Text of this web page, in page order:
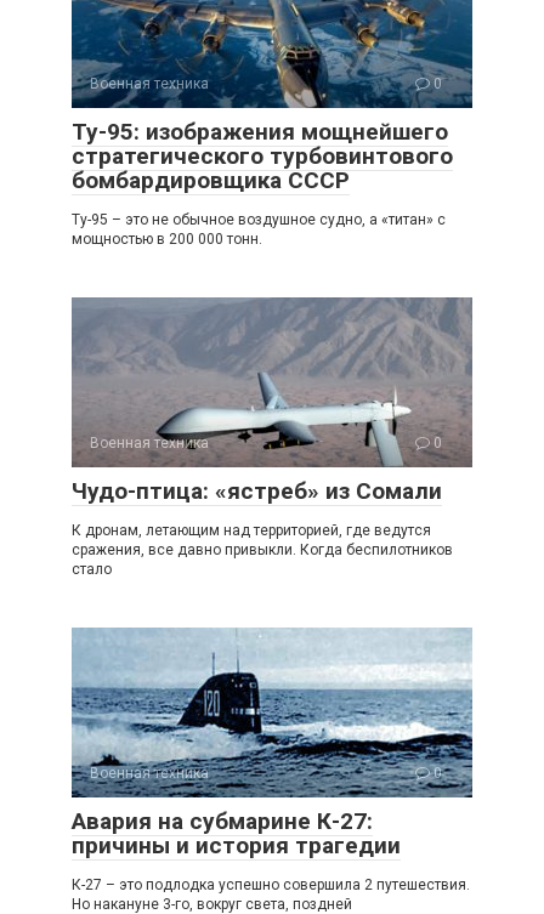
Военная техника 0
Ту-95: изображения мощнейшего
стратегического турбовинтового
бомбардировщика СССР
Ту-95 – это не обычное воздушное судно, а «титан» с
мощностью в 200 000 тонн.
Военная техника 0
Чудо-птица: «ястреб» из Сомали
К дронам, летающим над территорией, где ведутся
сражения, все давно привыкли. Когда беспилотников
стало
Военная техника 0
Авария на субмарине К-27:
причины и история трагедии
К-27 – это подлодка успешно совершила 2 путешествия.
Но накануне 3-го, вокруг света, поздней